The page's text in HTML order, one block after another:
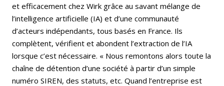
et efficacement chez Wirk grâce au savant mélange de
l’intelligence artificielle (IA) et d’une communauté
d’acteurs indépendants, tous basés en France. Ils
complètent, vérifient et abondent l’extraction de l’IA
lorsque c’est nécessaire. « Nous remontons alors toute la
chaîne de détention d’une société à partir d’un simple
numéro SIREN, des statuts, etc. Quand l’entreprise est